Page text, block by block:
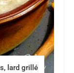
lard grillé